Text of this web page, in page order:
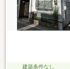
建築条件なし